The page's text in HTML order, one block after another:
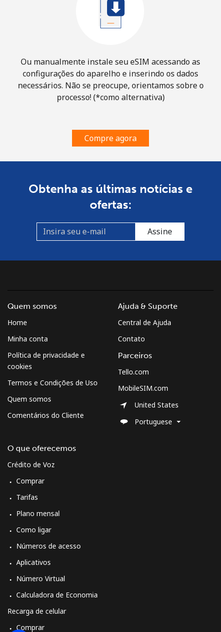
Ou manualmente instale seu eSIM acessando as
configurações do aparelho e inserindo os dados
necessários. Não se preocupe, orientamos sobre o
processo! (*como alternativa)
Compre agora
Obtenha as últimas notícias e
ofertas:
Assine
Quem somos
Home
Minha conta
Política de privacidade e
cookies
Termos e Condições de Uso
Quem somos
Comentários do Cliente
O que oferecemos
Crédito de Voz
Comprar
Tarifas
Plano mensal
Como ligar
Números de acesso
Aplicativos
Número Virtual
Calculadora de Economia
Recarga de celular
Comprar
Ajuda & Suporte
Central de Ajuda
Contato
Parceiros
Tello.com
MobileSIM.com
United States
Portuguese